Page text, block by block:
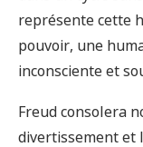
représente cette
pouvoir, une
inconsciente et
Freud consolera
divertissement et